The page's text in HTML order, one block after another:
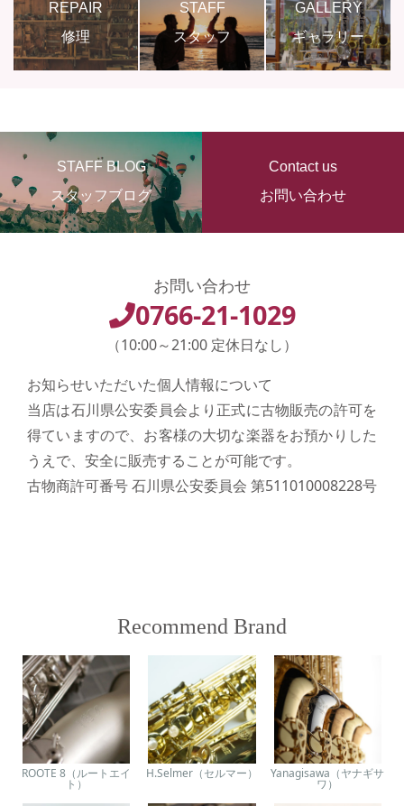
REPAIR
修理
STAFF
スタッフ
GALLERY
ギャラリー
STAFF BLOG
スタッフブログ
Contact us
お問い合わせ
お問い合わせ
0766-21-1029
（10:00～21:00 定休日なし）
お知らせいただいた個人情報について
当店は石川県公安委員会より正式に古物販売の許可を
得ていますので、お客様の大切な楽器をお預かりした
うえで、安全に販売することが可能です。
古物商許可番号 石川県公安委員会 第511010008228号
Recommend Brand
ROOTE 8（ルートエイ
ト）
H.Selmer（セルマー） Yanagisawa（ヤナギサ
ワ）